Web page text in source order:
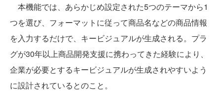
本機能では、あらかじめ設定された5つのテーマから1
つを選び、フォーマットに従って商品名などの商品情報
を入力するだけで、キービジュアルが生成される。プラ
グが30年以上商品開発支援に携わってきた経験により、
企業が必要とするキービジュアルが生成されやすいよう
に設計されているとのこと。